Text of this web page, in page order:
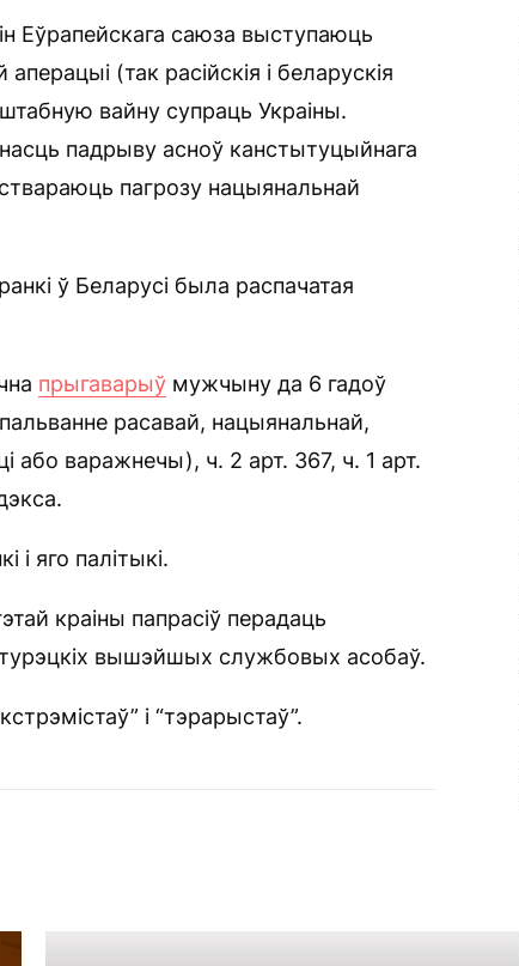
Еўрапейскага саюза выступаюць
(так расійскія і беларускія
вайну супраць Украіны.
падрыву асноў канстытуцыйнага
ствараюць пагрозу нацыянальнай
ў Беларусі была распачатая
прыгаварыў мужчыну да 6 гадоў
расавай, нацыянальнай,
або варажнечы), ч. 2 арт. 367, ч. 1 арт.
і яго палітыкі.
краіны папрасіў перадаць
вышэйшых службовых асобаў.
і “тэрарыстаў”.